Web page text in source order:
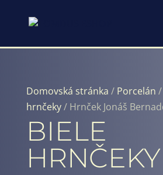
Domovská stránka / Porcelán /
hrnčeky/ Hrnček Jonáš
BIELE
HRNČEKY